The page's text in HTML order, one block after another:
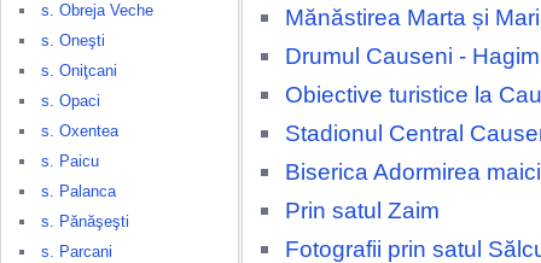
s. Obreja Veche
s. Oneşti
s. Oniţcani
s. Opaci
s. Oxentea
s. Paicu
s. Palanca
s. Pănăşeşti
s. Parcani
Mănăstirea Marta și
Drumul Causeni -
Obiective turistice la
Stadionul Central
Biserica Adormirea
Prin satul Zaim
Fotografii prin satul